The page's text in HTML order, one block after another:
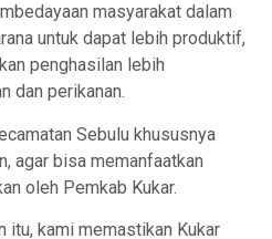
masyarakat dalam
untuk dapat lebih produktif,
penghasilan lebih
dan perikanan.
Sebulu khususnya
agar bisa memanfaatkan
oleh Pemkab Kukar.
itu, kami memastikan Kukar